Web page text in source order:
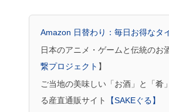
Amazon 日替わり：毎日お得なタ
日本のアニメ・ゲームと伝統のお
繋プロジェクト 】
ご当地の美味しい「お酒」と「肴
る産直通販サイト
【SAKEぐる】